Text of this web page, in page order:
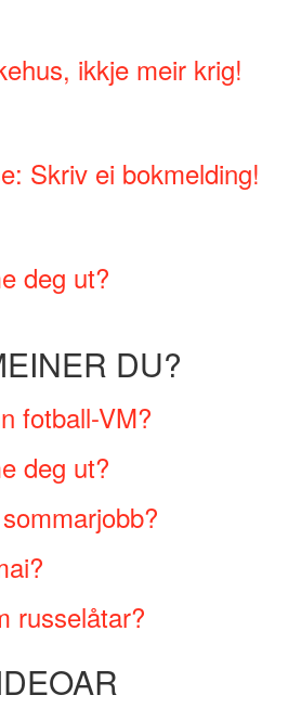
ikkje meir krig!
Skriv ei bokmelding!
deg ut?
DU?
fotball-VM?
deg ut?
russelåtar?